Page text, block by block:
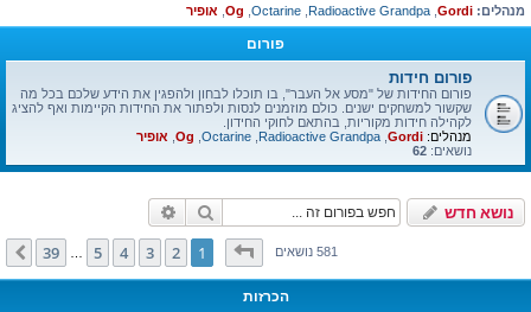
מנהלים: Gordi
,
Radioactive Grandpa
,
Octarine
,
Og
, אופיר
פורום
פורום חידות
פורום החידות של "מסע אל העבר", בו תוכלו לבחון ולהפגין את הידע שלכם בכל מה
שקשור למשחקים ישנים. כולם מוזמנים לנסות ולפתור את החידות הקיימות ואף להציג
לקהילה חידות מקוריות, בהתאם לחוקי החידון.
מנהלים: Gordi
,
Radioactive Grandpa
,
Octarine
,
Og
, אופיר
נושאים: 62
נושא חדש חיפוש
581 נושאיםדף1מתוך39
1
2
3
4
5
39 הבא
הכרזות